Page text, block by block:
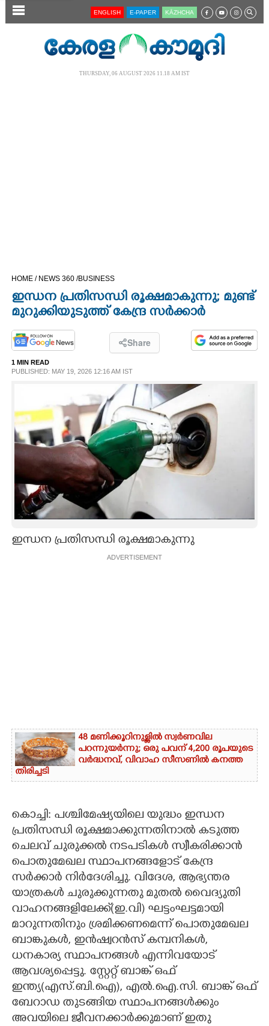
SECTIONS
CINEMA
OPINION
PHOTOS
SPIRITUAL
ART
ENGLISH E-PAPER KĀZHCHA
THURSDAY, 06 AUGUST 2026 11.18 AM IST
HOME / NEWS 360 /BUSINESS
ഇന്ധന പ്രതിസന്ധി രൂക്ഷമാകുന്നു; മുണ്ട്
മുറുക്കിയുടുത്ത് കേന്ദ്ര സര്‍ക്കാര്‍
Share
1 MIN READ
PUBLISHED: MAY 19, 2026 12:16 AM IST
ഇന്ധന പ്രതിസന്ധി രൂക്ഷമാകുന്നു
ADVERTISEMENT
48 മണിക്കൂറിനുള്ളിൽ സ്വർണവില
പറന്നുയർന്നു; ഒരു പവന് 4,200 രൂപയുടെ
വർദ്ധനവ്, വിവാഹ സീസണിൽ കനത്ത
തിരിച്ചടി
കൊച്ചി: പശ്ചിമേഷ്യയിലെ യുദ്ധം ഇന്ധന
പ്രതിസന്ധി രൂക്ഷമാക്കുന്നതിനാല്‍ കടുത്ത
ചെലവ് ചുരുക്കല്‍ നടപടികള്‍ സ്വീകരിക്കാന്‍
പൊതുമേഖല സ്ഥാപനങ്ങളോട് കേന്ദ്ര
സര്‍ക്കാര്‍ നിര്‍ദേശിച്ചു. വിദേശ, ആഭ്യന്തര
യാത്രകള്‍ ചുരുക്കുന്നതു മുതല്‍ വൈദ്യുതി
വാഹനങ്ങളിലേക്ക്(ഇ.വി) ഘട്ടംഘട്ടമായി
മാറുന്നതിനും ശ്രമിക്കണമെന്ന് പൊതുമേഖല
ബാങ്കുകള്‍, ഇന്‍ഷ്വറന്‍സ് കമ്പനികള്‍,
ധനകാര്യ സ്ഥാപനങ്ങള്‍ എന്നിവയോട്
ആവശ്യപ്പെട്ടു. സ്റ്റേറ്റ് ബാങ്ക് ഒഫ്
ഇന്ത്യ(എസ്.ബി.ഐ), എല്‍.ഐ.സി. ബാങ്ക് ഒഫ്
ബേറാഡ തുടങ്ങിയ സ്ഥാപനങ്ങള്‍ക്കും
അവയിലെ ജീവനക്കാര്‍ക്കുമാണ് ഇതു